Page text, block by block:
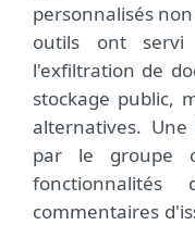
personnalisés
outils ont
l'exfiltration de
stockage public,
alternatives.
par le groupe
commentaires